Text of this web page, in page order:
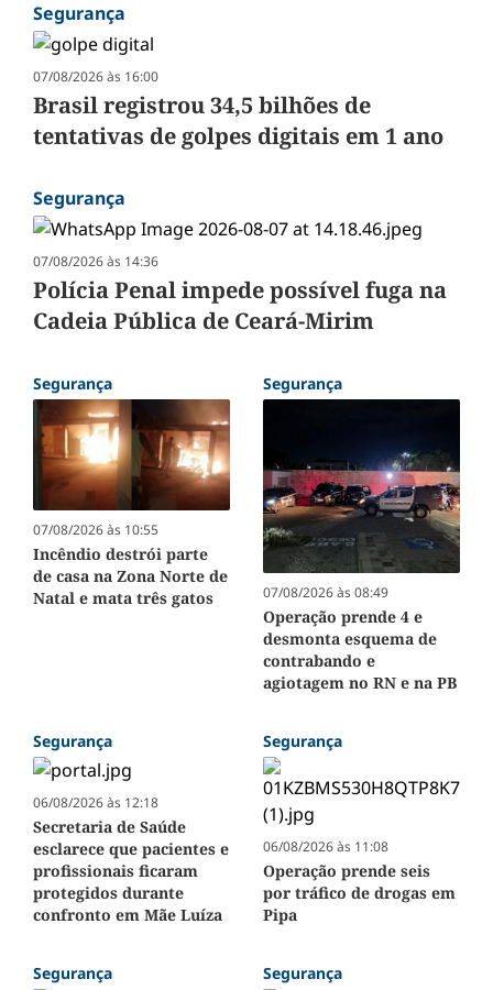
Segurança
07/08/2026 às 16:00
Brasil registrou 34,5 bilhões de
tentativas de golpes digitais em 1 ano
Segurança
07/08/2026 às 14:36
Polícia Penal impede possível fuga na
Cadeia Pública de Ceará-Mirim
Segurança
07/08/2026 às 10:55
Incêndio destrói parte
de casa na Zona Norte de
Natal e mata três gatos
Segurança
07/08/2026 às 08:49
Operação prende 4 e
desmonta esquema de
contrabando e
agiotagem no RN e na PB
Segurança
06/08/2026 às 12:18
Secretaria de Saúde
esclarece que pacientes e
profissionais ficaram
protegidos durante
confronto em Mãe Luíza
Segurança
06/08/2026 às 11:08
Operação prende seis
por tráfico de drogas em
Pipa
Segurança Segurança